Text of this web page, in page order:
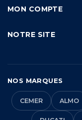
MON COMPTE
NOTRE SITE
NOS MARQUES
CEMER ALMO